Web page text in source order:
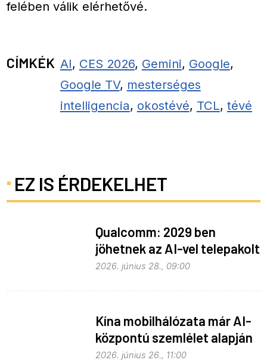
felében válik elérhetővé.
CÍMKÉK AI, CES 2026, Gemini, Google,
Google TV, mesterséges
intelligencia, okostévé, TCL, tévé
EZ IS ÉRDEKELHET
Qualcomm: 2029 ben
jöhetnek az AI-vel telepakolt
6G-s telefonok
2026. június 28., 09:00
Kína mobilhálózata már AI-
központú szemlélet alapján
fejlődik
2026. június 26., 11:00